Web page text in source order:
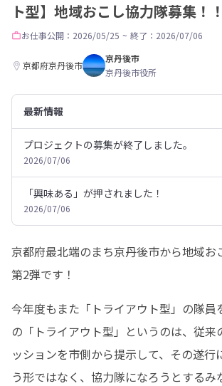
ト型】地域おこし協力隊募集！！
お仕事公開：2026/05/25 ~ 終了：2026/07/06
京都府京丹後市
京丹後市
京丹後市役所
最新情報
プロジェクトの募集が終了しました。
2026/07/06
「興味ある」が押されました！
2026/07/06
京都府最北端のまち京丹後市から地域お
第2弾です！
今年度もまた「トライアウト型」の隊員
の「トライアウト型」というのは、従来
ッションを市側から提示して、その遂行
う形ではなく、協力隊になろうとするみ